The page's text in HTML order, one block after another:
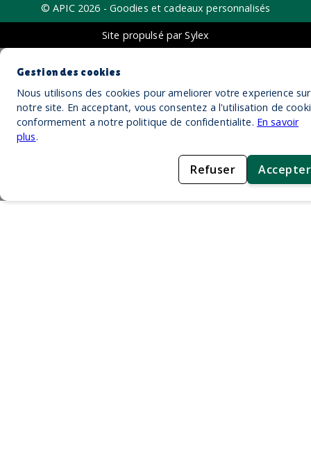
© APIC 2026 - Goodies et cadeaux personnalisés
Site propulsé par Sylex
Gestion des cookies
Nous utilisons des cookies pour ameliorer votre experience sur
notre site. En acceptant, vous consentez a l'utilisation de
conformement a notre politique de confidentialite. En savoir
plus.
Refuser Accepter